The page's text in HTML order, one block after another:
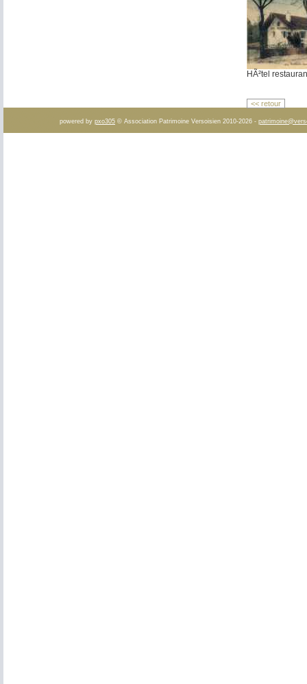
HÃ²tel
<< retour
powered by pxo305 © Association Patrimoine Versoisien 2010-2026 -